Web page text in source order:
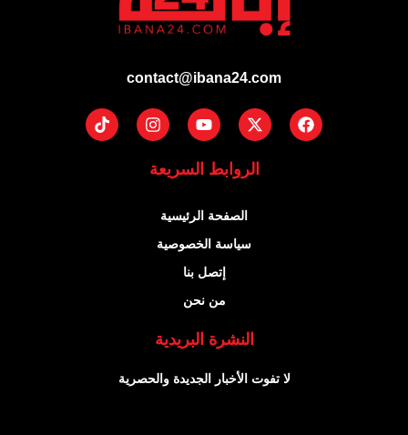
contact@ibana24.com
Facebook
X-
twitter
Youtube
Instagram
Tiktok
الروابط السريعة
الصفحة الرئيسية
سياسة الخصوصية
إتصل بنا
من نحن
النشرة البريدية
لا تفوت الأخبار الجديدة والحصرية